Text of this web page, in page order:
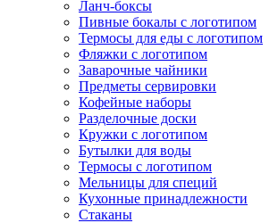
Ланч-боксы
Пивные бокалы с логотипом
Термосы для еды с логотипом
Фляжки с логотипом
Заварочные чайники
Предметы сервировки
Кофейные наборы
Разделочные доски
Кружки с логотипом
Бутылки для воды
Термосы с логотипом
Мельницы для специй
Кухонные принадлежности
Стаканы